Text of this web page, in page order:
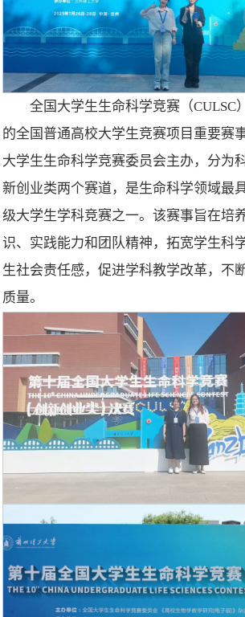
全国大学生生命科学竞赛（CULSC
的全国普通高校大学生竞赛项目重要赛
大学生生命科学竞赛委员会主办，分为
新创业类两个赛道，是生命科学领域最
级大学生学科竞赛之一。该赛事旨在培
识、实践能力和团队精神，拓宽学生科
生社会责任感，促进学科教学改革，不
质量。